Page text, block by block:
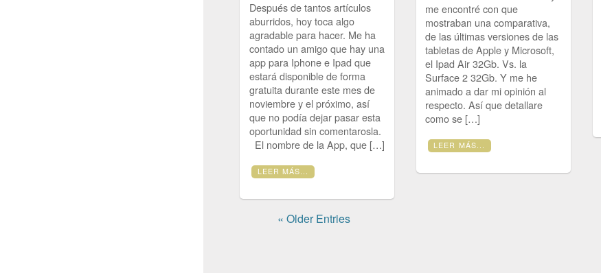
me encontré con que
mostraban una comparativa,
de las últimas versiones de las
tabletas de Apple y Microsoft,
el Ipad Air 32Gb. Vs. la
Surface 2 32Gb. Y me he
animado a dar mi opinión al
respecto. Así que detallare
como se […]
LEER MÁS...
Después de tantos artículos
aburridos, hoy toca algo
agradable para hacer. Me ha
contado un amigo que hay una
app para Iphone e Ipad que
estará disponible de forma
gratuita durante este mes de
noviembre y el próximo, así
que no podía dejar pasar esta
oportunidad sin comentarosla.
El nombre de la App, que […]
LEER MÁS...
« Older Entries